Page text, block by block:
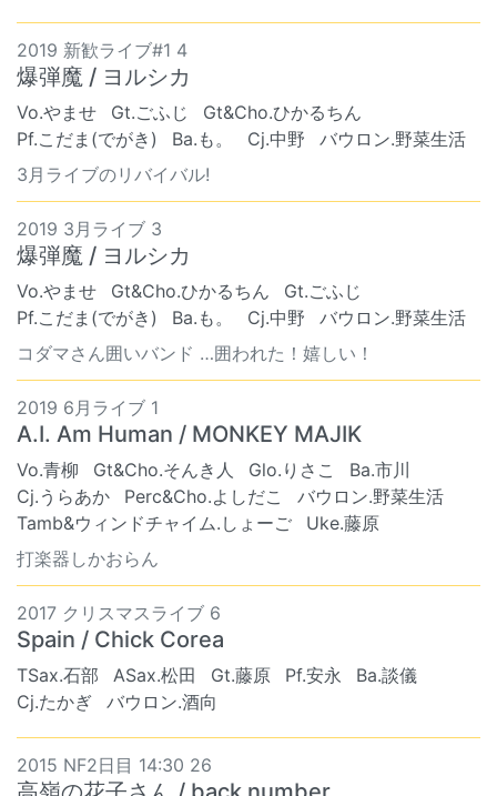
2019 新歓ライブ#1 4
爆弾魔 / ヨルシカ
Vo.やませ Gt.ごふじ
Gt&Cho.ひかるちん
Pf.こだま(でがき)
Ba.も。 Cj.中野
バウロン.野菜生活
3月ライブのリバイバル!
2019 3月ライブ 3
爆弾魔 / ヨルシカ
Vo.やませ Gt&Cho.ひかるちん
Gt.ごふじ
Pf.こだま(でがき)
Ba.も。 Cj.中野
バウロン.野菜生活
コダマさん囲いバンド …囲われた！嬉しい！
2019 6月ライブ 1
A.I. Am Human / MONKEY MAJIK
Vo.青柳 Gt&Cho.そんき人 Glo.りさこ
Ba.市川
Cj.うらあか
Perc&Cho.よしだこ
バウロン.野菜生活
Tamb&ウィンドチャイム.しょーご
Uke.藤原
打楽器しかおらん
2017 クリスマスライブ 6
Spain / Chick Corea
TSax.石部 ASax.松田 Gt.藤原 Pf.安永
Ba.談儀
Cj.たかぎ
バウロン.酒向
2015 NF2日目 14:30 26